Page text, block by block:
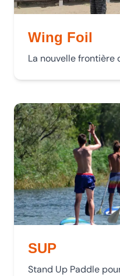
Wing Foil
La nouvelle frontière
SUP
Stand Up Paddle